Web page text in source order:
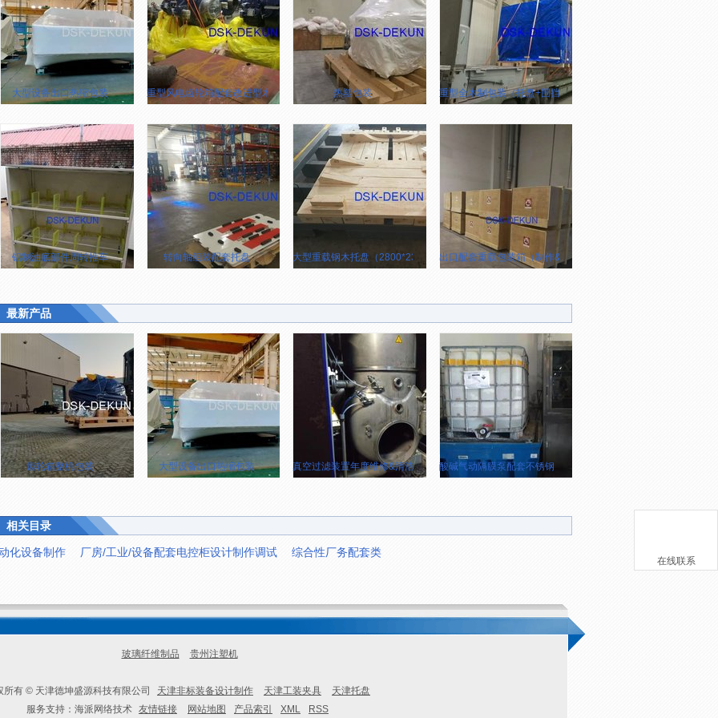
大型设备出口热缩包装 重型风电齿轮箱配套改进型木制托盘（承重:33吨）
热塑包装 重型全木制包装（托盘+围挡）
铝制油底部件周转推车 转向轴组装配套托盘 大型重载钢木托盘（2800*2300） 出口配套重载包装箱（制作&现场包装作业）
最新产品
齿轮箱整机包装 大型设备出口热缩包装 真空过滤装置年度维修&清洁 酸碱气动隔膜泵配套不锈钢（316）收纳柜制作&安装
相关目录
化设备制作 厂房/工业/设备配套电控柜设计制作调试 综合性厂务配套类
玻璃纤维制品 贵州注塑机
所有 © 天津德坤盛源科技有限公司 天津非标装备设计制作 天津工装夹具
天津托盘
服务支持：海派网络技术 友情链接 网站地图 产品索引 XML RSS
在线联系